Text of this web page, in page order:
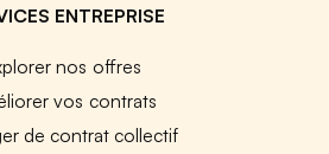
ENTREPRISE
nos offres
vos contrats
de contrat collectif